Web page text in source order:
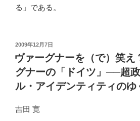
る」である。
投
稿
日:
2009年12月7日
ヴァーグナーを（で）笑
グナーの「ドイツ」──超
ル・アイデンティティのゆ
吉田 寛